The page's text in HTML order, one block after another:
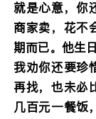
就是心意，你
商家卖，花不
期而已。他生
我劝你还要珍
再找，也未必
几百元一餐饭